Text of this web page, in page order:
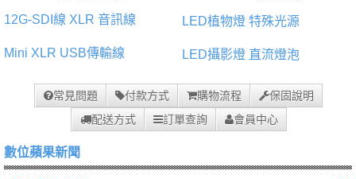
12G-SDI線 XLR 音訊線
Mini XLR USB傳輸線
LED植物燈 特殊光源
LED攝影燈 直流燈泡
常見問題 付款方式 購物流程
保固說明
配送方式
訂單查詢 會員中心
數位蘋果新聞